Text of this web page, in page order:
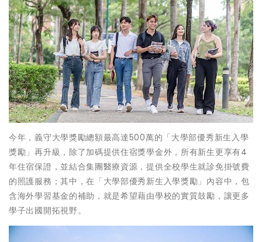
今年，義守大學獎勵總額最高達500萬的「大學部優秀新生入學
獎勵」再升級，除了加碼提供住宿獎學金外，所有新生更享有4
年住宿保證，並結合集團醫療資源，提供全校學生就診免掛號費
的照護服務；其中，在「大學部優秀新生入學獎勵」內容中，包
含海外學習基金的補助，就是希望藉由學校的實質鼓勵，讓更多
學子出國開拓視野。